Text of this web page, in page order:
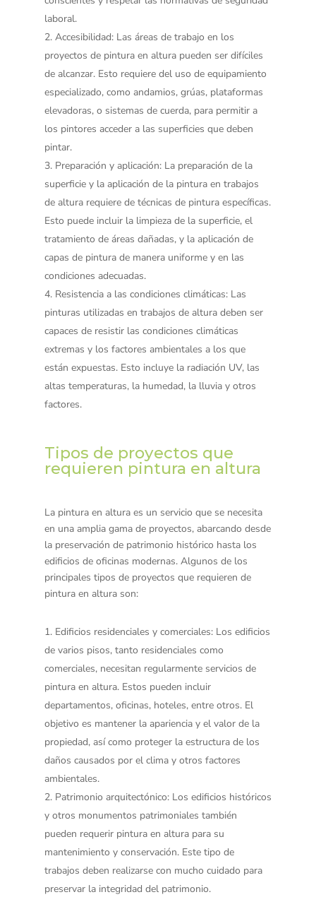
laboral.
Accesibilidad: Las áreas de trabajo en los
proyectos de pintura en altura pueden ser difíciles
de alcanzar. Esto requiere del uso de equipamiento
especializado, como andamios, grúas, plataformas
elevadoras, o sistemas de cuerda, para permitir a
los pintores acceder a las superficies que deben
pintar.
Preparación y aplicación: La preparación de la
superficie y la aplicación de la pintura en trabajos
de altura requiere de técnicas de pintura específicas.
Esto puede incluir la limpieza de la superficie, el
tratamiento de áreas dañadas, y la aplicación de
capas de pintura de manera uniforme y en las
condiciones adecuadas.
Resistencia a las condiciones climáticas: Las
pinturas utilizadas en trabajos de altura deben ser
capaces de resistir las condiciones climáticas
extremas y los factores ambientales a los que
están expuestas. Esto incluye la radiación UV, las
altas temperaturas, la humedad, la lluvia y otros
factores.
Tipos de proyectos que
requieren pintura en altura
La pintura en altura es un servicio que se necesita
en una amplia gama de proyectos, abarcando desde
la preservación de patrimonio histórico hasta los
edificios de oficinas modernas. Algunos de los
principales tipos de proyectos que requieren de
pintura en altura son:
Edificios residenciales y comerciales: Los edificios
de varios pisos, tanto residenciales como
comerciales, necesitan regularmente servicios de
pintura en altura. Estos pueden incluir
departamentos, oficinas, hoteles, entre otros. El
objetivo es mantener la apariencia y el valor de la
propiedad, así como proteger la estructura de los
daños causados por el clima y otros factores
ambientales.
Patrimonio arquitectónico: Los edificios históricos
y otros monumentos patrimoniales también
pueden requerir pintura en altura para su
mantenimiento y conservación. Este tipo de
trabajos deben realizarse con mucho cuidado para
preservar la integridad del patrimonio.